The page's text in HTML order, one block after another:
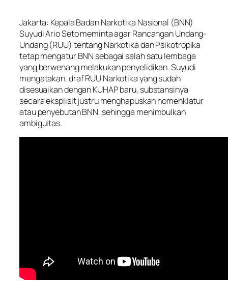
Jakarta: Kepala Badan Narkotika Nasional (BNN)
Suyudi Ario Seto meminta agar Rancangan Undang-
Undang (RUU) tentang Narkotika dan Psikotropika
tetap mengatur BNN sebagai salah satu lembaga
yang berwenang melakukan penyelidikan. Suyudi
mengatakan, draf RUU Narkotika yang sudah
disesuaikan dengan KUHAP baru, substansinya
secara eksplisit justru menghapuskan nomenklatur
atau penyebutan BNN, sehingga menimbulkan
ambiguitas.